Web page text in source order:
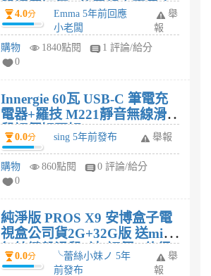
鼠評價如何? 使用起來容易上
手習慣嗎?
4.0分
Emma 5年前回應
小老闆
舉
報
購物
1840點閱
1 評論/給分
0
Innergie 60瓦 USB-C 筆電充
電器+羅技 M221靜音無線滑
鼠評價好不好?
0.0分 sing 5年前發布 舉報
購物 860點閱
0 評論/給分
0
純淨版 PROS X9 安博盒子電
視盒公司貨2G+32G版 送mini
無線鍵盤滑鼠 (速)評價? 值得
買嗎?
0.0分
╰蕾絲小妹ノ 5年
前發布
舉
報